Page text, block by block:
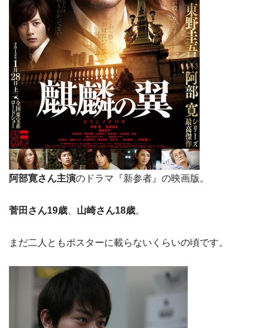
阿部寛さん主演のドラマ『新参者』の映画版。
菅田さん19歳、 山崎さん18歳。
まだ二人ともポスターに載らないくらいの頃です。